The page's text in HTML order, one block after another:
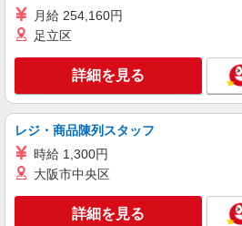
紹介予定派遣
株式会社シエロ
携帯販売スタッフ【
月給273200円 ※
円〜 ※残業代支給 ★
゜+゜・。○。・゜+
10万円支給(規定有) お友達を紹介頂くと, インセン
愛知県名古屋市西
キープ
紹介予定派遣
株式会社シエロ
月給 254,160円
足立区
詳細を見る
レジ・商品陳列スタッフ
時給 1,300円
大阪市中央区
詳細を見る